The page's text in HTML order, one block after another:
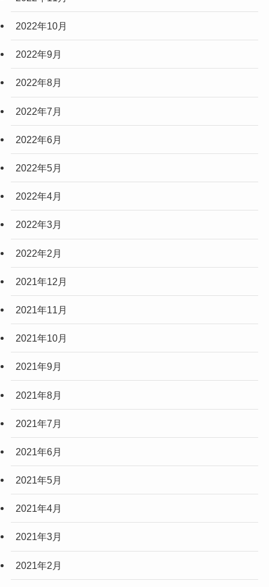
2022年10月
2022年9月
2022年8月
2022年7月
2022年6月
2022年5月
2022年4月
2022年3月
2022年2月
2021年12月
2021年11月
2021年10月
2021年9月
2021年8月
2021年7月
2021年6月
2021年5月
2021年4月
2021年3月
2021年2月